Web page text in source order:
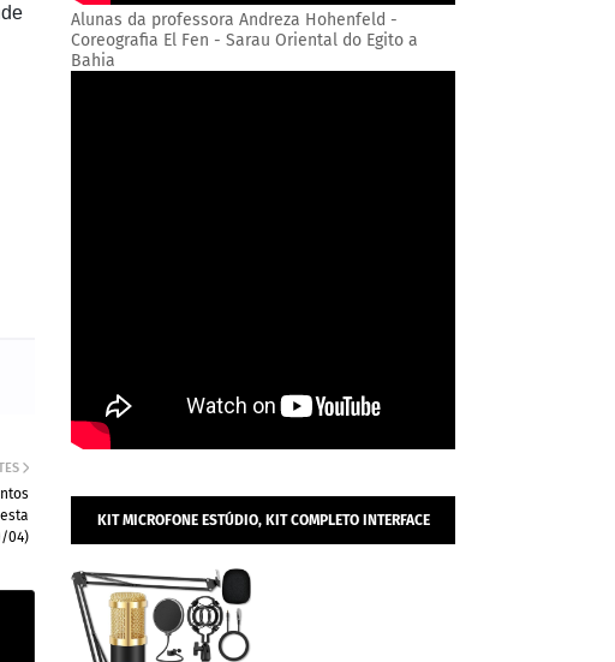
04)
Alunas da professora Andreza Hohenfeld -
Coreografia El Fen - Sarau Oriental do Egito a
Bahia
KIT MICROFONE ESTÚDIO, KIT COMPLETO INTERFACE
MESA V8S, MICROFONE ESTÚDIO PROFISSIONAL
CONDENSADOR.